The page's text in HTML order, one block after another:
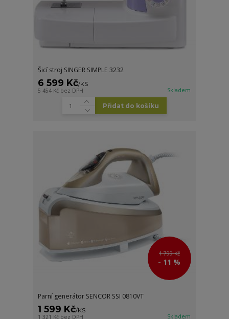
Šicí stroj SINGER SIMPLE 3232
6 599 Kč/KS
5 454 Kč bez DPH Skladem
Přidat do košíku
1 799 Kč
- 11 %
Parní generátor SENCOR SSI 0810VT
1 599 Kč/KS
1 321 Kč bez DPH Skladem